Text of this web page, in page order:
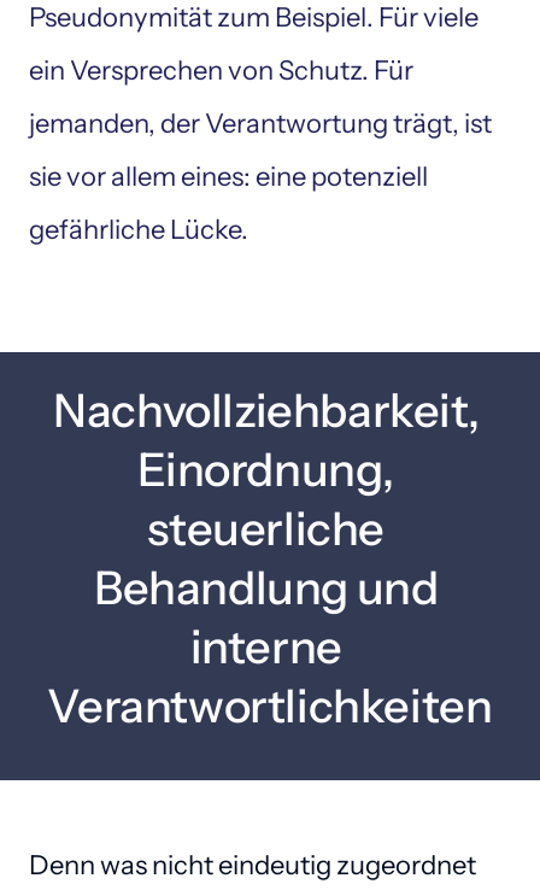
Pseudonymität zum Beispiel. Für viele
ein Versprechen von Schutz. Für
jemanden, der Verantwortung trägt, ist
sie vor allem eines: eine potenziell
gefährliche Lücke.
Nachvollziehbarkeit,
Einordnung,
steuerliche
Behandlung und
interne
Verantwortlichkeiten
Denn was nicht eindeutig zugeordnet